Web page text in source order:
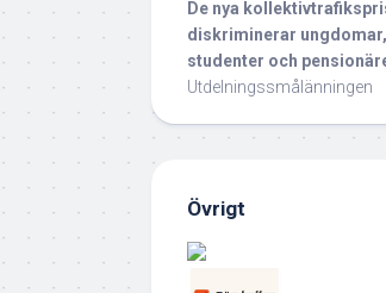
De nya
diskriminerar ungdomar,
studenter och
Utdelningssmålänningen
Övrigt